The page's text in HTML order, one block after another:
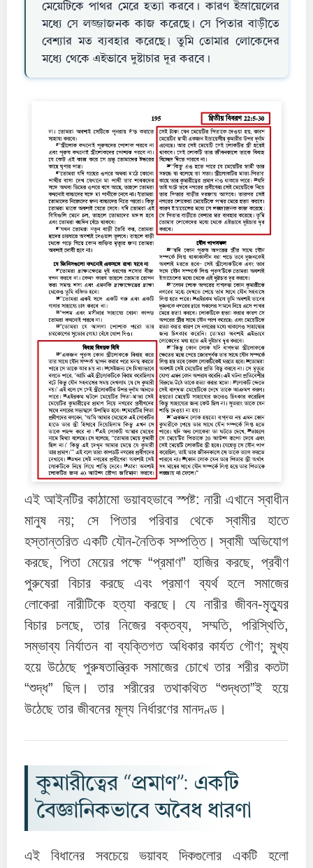
মেয়েটিকে পাথর মেরে হত্যা করবে। কারণ ইস্রায়েলের
মধ্যে সে লজ্জাজনক কাজ করেছে। সে পিতার বাড়ীতে
বেশ্যার মত ব্যবহার করেছে। তুমি তোমার লোকেদের
মধ্যে থেকে এইভাবে দুষ্টাচার দূর করবে।
এই আইনটির কাঠামো ভয়াবহভাবে স্পষ্ট: নারী এখানে স্বাধীন
মানুষ নয়; সে পিতার পরিবার থেকে স্বামীর হাতে
হস্তান্তরিত একটি যৌন-নৈতিক সম্পত্তি। স্বামী অভিযোগ
করছে, পিতা মেয়ের পক্ষে “প্রমাণ” হাজির করছে, প্রবীণ
পুরুষেরা বিচার করছে এবং প্রমাণ ব্যর্থ হলে সমাজের
লোকেরা নারীটিকে হত্যা করছে। যে নারীর জীবন-মৃত্যুর
বিচার চলছে, তার নিজের বক্তব্য, সম্মতি, পরিস্থিতি,
সম্ভাব্য নির্যাতন বা ব্যক্তিগত অধিকার কার্যত গৌণ; মুখ্য
হয়ে উঠেছে পুরুষতান্ত্রিক সমাজের চোখে তার শরীর কতটা
“শুদ্ধ” ছিল। তার শরীরের তথাকথিত “শুদ্ধতা”ই হয়ে
উঠেছে তার জীবনের মূল্য নির্ধারণের মানদণ্ড।
কুমারীত্বের “প্রমাণ”: একটি
বৈজ্ঞানিকভাবে অবৈধ ধারণা
এই বিধানের সবচেয়ে ভয়াবহ দিকগুলোর একটি হলো